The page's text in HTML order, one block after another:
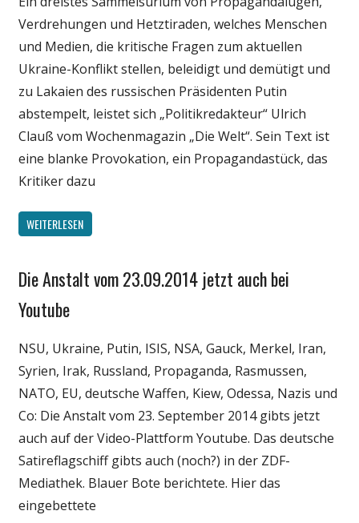
Verdrehungen und Hetztiraden, welches Menschen
und Medien, die kritische Fragen zum aktuellen
Ukraine-Konflikt stellen, beleidigt und demütigt und
zu Lakaien des russischen Präsidenten Putin
abstempelt, leistet sich „Politikredakteur“ Ulrich
Clauß vom Wochenmagazin „Die Welt“. Sein Text ist
eine blanke Provokation, ein Propagandastück, das
Kritiker dazu
WEITERLESEN
Gesellschaft
Internet
Politik
Satire
Unterhaltung
Webfundstück
Die Anstalt vom 23.09.2014 jetzt auch bei
Youtube
NSU, Ukraine, Putin, ISIS, NSA, Gauck, Merkel, Iran,
Syrien, Irak, Russland, Propaganda, Rasmussen,
NATO, EU, deutsche Waffen, Kiew, Odessa, Nazis und
Co: Die Anstalt vom 23. September 2014 gibts jetzt
auch auf der Video-Plattform Youtube. Das deutsche
Satireflagschiff gibts auch (noch?) in der ZDF-
Mediathek. Blauer Bote berichtete. Hier das
eingebettete